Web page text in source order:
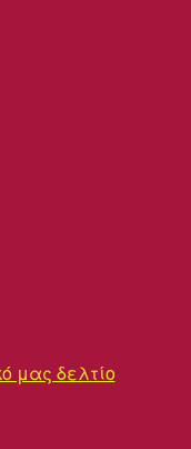
μας δελτίο